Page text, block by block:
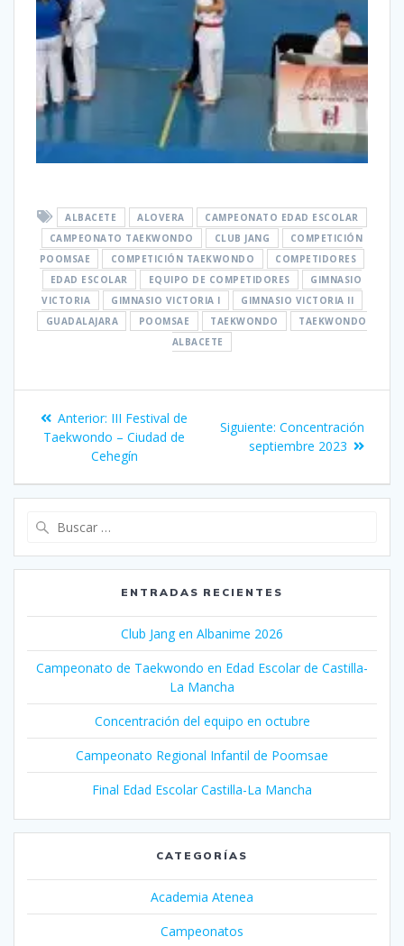
ALBACETE ALOVERA
CAMPEONATO EDAD ESCOLAR
CAMPEONATO TAEKWONDO
CLUB JANG
COMPETICIÓN
POOMSAE
COMPETICIÓN TAEKWONDO
COMPETIDORES
EDAD ESCOLAR
EQUIPO DE COMPETIDORES
GIMNASIO
VICTORIA
GIMNASIO VICTORIA I
GIMNASIO VICTORIA II
GUADALAJARA
POOMSAE TAEKWONDO
TAEKWONDO
ALBACETE
Anterior: III Festival de
Taekwondo – Ciudad de
Cehegín
Siguiente: Concentración
septiembre 2023
ENTRADAS RECIENTES
Club Jang en Albanime 2026
Campeonato de Taekwondo en Edad Escolar de Castilla-
La Mancha
Concentración del equipo en octubre
Campeonato Regional Infantil de Poomsae
Final Edad Escolar Castilla-La Mancha
CATEGORÍAS
Academia Atenea
Campeonatos